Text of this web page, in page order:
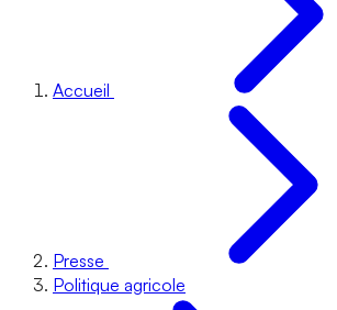
Accueil
Presse
Politique agricole